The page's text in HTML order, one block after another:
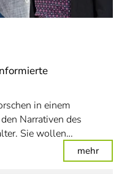
in einem
Narrativen des
Sie wollen…
mehr: